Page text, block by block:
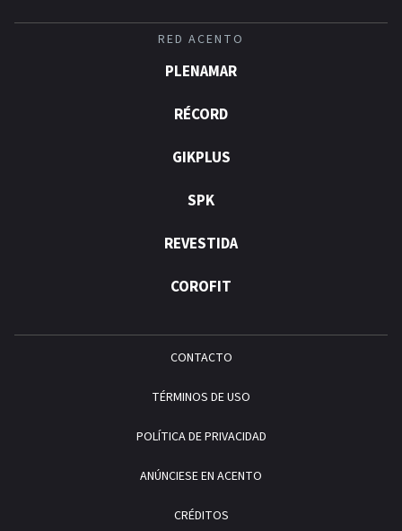
RED ACENTO
PLENAMAR
RÉCORD
GIKPLUS
SPK
REVESTIDA
COROFIT
CONTACTO
TÉRMINOS DE USO
POLÍTICA DE PRIVACIDAD
ANÚNCIESE EN ACENTO
CRÉDITOS